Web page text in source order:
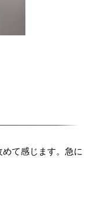
て感じます。急に